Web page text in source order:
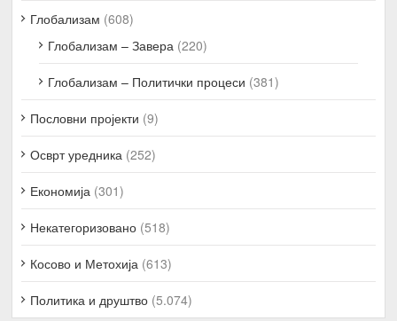
Глобализам (608)
Глобализам – Завера (220)
Глобализам – Политички процеси (381)
Пословни пројекти (9)
Осврт уредника (252)
Економија (301)
Некатегоризовано (518)
Косово и Метохија (613)
Политика и друштво (5.074)